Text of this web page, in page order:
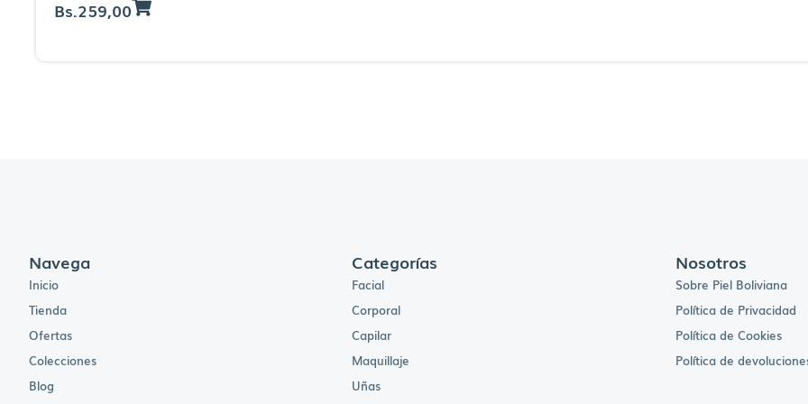
Bs.259,00
Navega
Inicio
Tienda
Ofertas
Colecciones
Blog
Categorías
Facial
Corporal
Capilar
Maquillaje
Uñas
Nosotros
Sobre Piel Boliviana
Política de Privacidad
Política de Cookies
Política de